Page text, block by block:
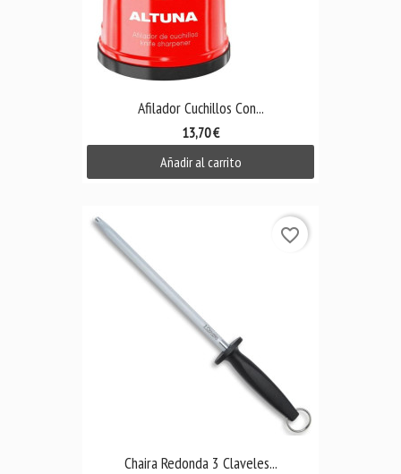
Afilador Cuchillos Con...
13,70 €
Añadir al carrito
Chaira Redonda 3 Claveles...
favorite_border